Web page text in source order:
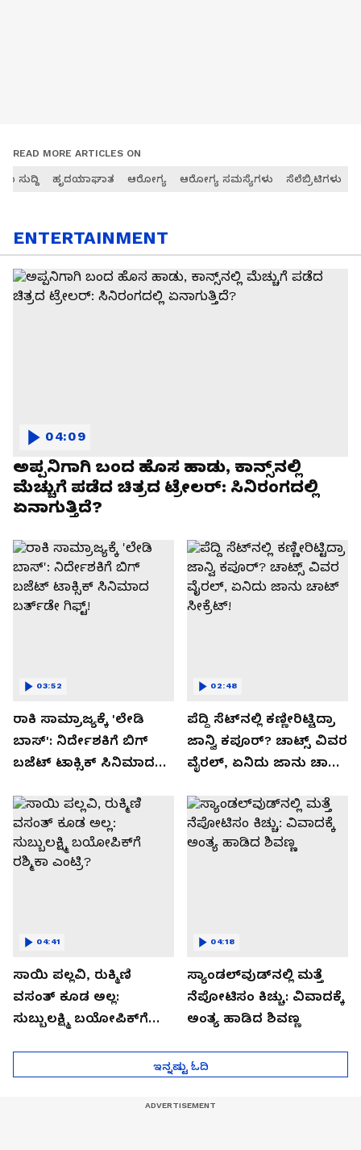
READ MORE ARTICLES ON
ಸುದ್ದಿ ಹೃದಯಾಘಾತ ಆರೋಗ್ಯ ಆರೋಗ್ಯ ಸಮಸ್ಯೆಗಳು ಸೆಲೆಬ್ರಿಟಿಗಳು
ENTERTAINMENT
ಅಪ್ಪನಿಗಾಗಿ ಬಂದ ಹೊಸ ಹಾಡು, ಕಾನ್ಸ್‌ನಲ್ಲಿ
ಮೆಚ್ಚುಗೆ ಪಡೆದ ಚಿತ್ರದ ಟ್ರೇಲರ್: ಸಿನಿರಂಗದಲ್ಲಿ
ಏನಾಗುತ್ತಿದೆ?
04:09
ರಾಕಿ ಸಾಮ್ರಾಜ್ಯಕ್ಕೆ 'ಲೇಡಿ
ಬಾಸ್': ನಿರ್ದೇಶಕಿಗೆ ಬಿಗ್
ಬಜೆಟ್ ಟಾಕ್ಸಿಕ್ ಸಿನಿಮಾದ
03:52
ಪೆದ್ದಿ ಸೆಟ್​ನಲ್ಲಿ ಕಣ್ಣೀರಿಟ್ಟಿದ್ರಾ
ಜಾನ್ವಿ ಕಪೂರ್? ಚಾಟ್ಸ್ ವಿವರ
ವೈರಲ್, ಏನಿದು ಜಾನು ಚಾಟ್
02:48
ಸಾಯಿ ಪಲ್ಲವಿ, ರುಕ್ಮಿಣಿ
ವಸಂತ್ ಕೂಡ ಅಲ್ಲ:
ಸುಬ್ಬುಲಕ್ಷ್ಮಿ ಬಯೋಪಿಕ್​ಗೆ
04:41
ಸ್ಯಾಂಡಲ್​ವುಡ್​ನಲ್ಲಿ ಮತ್ತೆ
ನೆಪೋಟಿಸಂ ಕಿಚ್ಚು: ವಿವಾದಕ್ಕೆ
ಅಂತ್ಯ ಹಾಡಿದ ಶಿವಣ್ಣ
04:18
ಇನ್ನಷ್ಟು ಓದಿ